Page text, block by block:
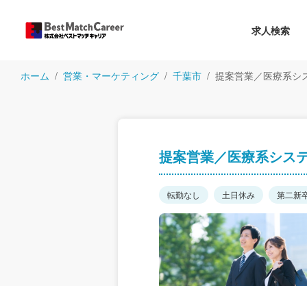
求人検索
ホーム 営業・マーケティング 千葉市 提案営業／医療系
提案営業／医療系シス
転勤なし 土日休み 第二新